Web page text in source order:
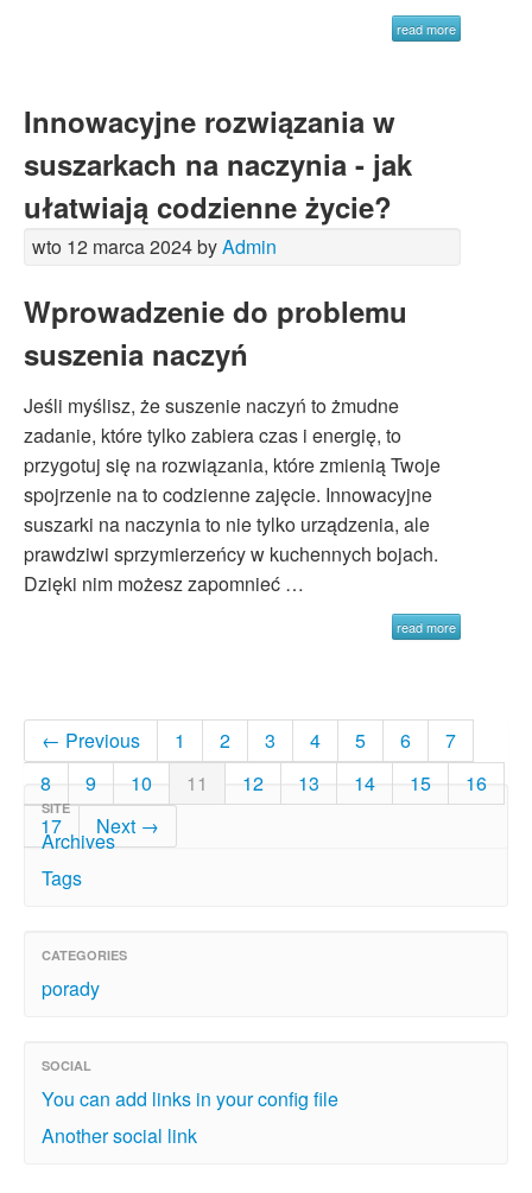
read more
Innowacyjne rozwiązania w
suszarkach na naczynia - jak
ułatwiają codzienne życie?
wto 12 marca 2024 byAdmin
Wprowadzenie do problemu
suszenia naczyń
Jeśli myślisz, że suszenie naczyń to żmudne
zadanie, które tylko zabiera czas i energię, to
przygotuj się na rozwiązania, które zmienią Twoje
spojrzenie na to codzienne zajęcie. Innowacyjne
suszarki na naczynia to nie tylko urządzenia, ale
prawdziwi sprzymierzeńcy w kuchennych bojach.
Dzięki nim możesz zapomnieć …
read more
← Previous 1 2 3 4 5 6
7
8
9 10 11 12 13 14 15
16
17
Next →
SITE
Archives
Tags
CATEGORIES
porady
SOCIAL
You can add links in your config file
Another social link